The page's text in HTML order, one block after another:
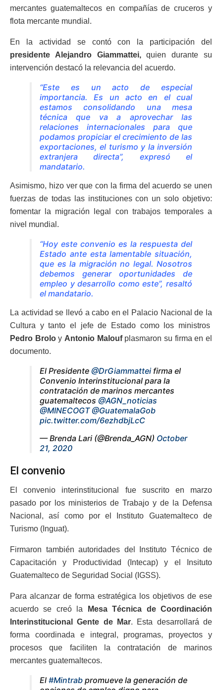
mercantes guatemaltecos en compañías de cruceros y
flota mercante mundial.
En la actividad se contó con la participación del
presidente Alejandro Giammattei,quien durante su
intervención destacó la relevancia del acuerdo.
“Este es un acto de especial
importancia. Es un acto en el cual
estamos consolidando una mesa
técnica que va a aprovechar las
relaciones internacionales para que
podamos propiciar el crecimiento de las
exportaciones, el turismo y la inversión
extranjera directa”, expresó el
mandatario.
Asimismo, hizo ver que con la firma del acuerdo se unen
fuerzas de todas las instituciones con un solo objetivo:
fomentar la migración legal con trabajos temporales a
nivel mundial.
“Hoy este convenio es la respuesta del
Estado ante esta lamentable situación,
que es la migración no legal. Nosotros
debemos generar oportunidades de
empleo y desarrollo como este”, resaltó
el mandatario.
La actividad se llevó a cabo en el Palacio Nacional de la
Cultura y tanto el jefe de Estado como los ministros
Pedro Broloy Antonio Malouf plasmaron su firma en el
documento.
El Presidente @DrGiammattei firma el
Convenio Interinstitucional para la
contratación de marinos mercantes
guatemaltecos @AGN_noticias
@MINECOGT @GuatemalaGob
pic.twitter.com/6ezhdbjLcC
— Brenda Lari (@Brenda_AGN) October
21, 2020
El convenio
El convenio interinstitucional fue suscrito en marzo
pasado por los ministerios de Trabajo y de la Defensa
Nacional, así como por el Instituto Guatemalteco de
Turismo (Inguat).
Firmaron también autoridades del Instituto Técnico de
Capacitación y Productividad (Intecap) y el Insituto
Guatemalteco de Seguridad Social (IGSS).
Para alcanzar de forma estratégica los objetivos de ese
acuerdo se creó la
Mesa Técnica de Coordinación
Interinstitucional Gente de Mar. Esta desarrollará de
forma coordinada e integral, programas, proyectos y
procesos que faciliten la contratación de marinos
mercantes guatemaltecos.
El #Mintrab promueve la generación de